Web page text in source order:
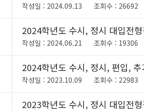
작성일 : 2024.09.13 26692
2024학년도 수시, 정시 대입전
작성일 : 2024.06.21 19306
2024학년도 수시, 정시, 편입,
작성일 : 2023.10.09 22983
2023학년도 수시, 정시 대입전